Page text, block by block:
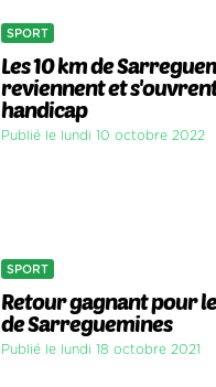
SPORT
Les 10 km de
reviennent et
handicap
Publié le lundi 10 octobre 2022
SPORT
Retour gagnant pour
de Sarreguemines
Publié le lundi 18 octobre 2021